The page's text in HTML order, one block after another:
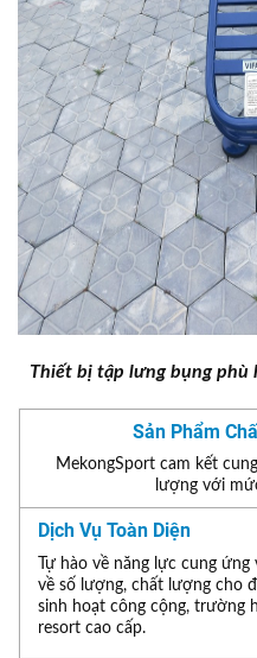
Thiết bị tập lưng bụng phù
Sản Phẩm
MekongSport cam kết
lượng với
Dịch Vụ Toàn Diện
Tự hào về năng lực cung
về số lượng, chất lượng cho
sinh hoạt công cộng, trường
resort cao cấp.